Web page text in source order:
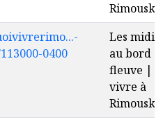
Rimouski
0400
Les midis
au bord
fleuve |
vivre à
Rimouski